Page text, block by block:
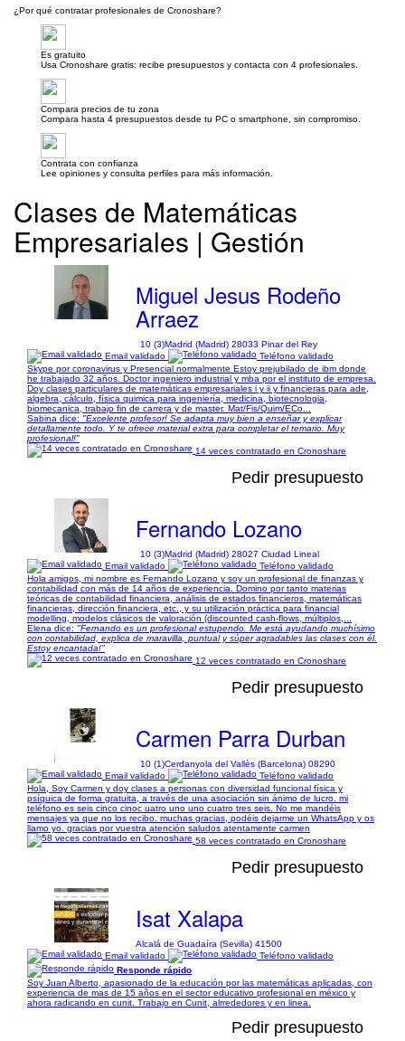
¿Por qué contratar profesionales de Cronoshare?
Es gratuito
Usa Cronoshare gratis: recibe presupuestos y contacta con 4 profesionales.
Compara precios de tu zona
Compara hasta 4 presupuestos desde tu PC o smartphone, sin compromiso.
Contrata con confianza
Lee opiniones y consulta perfiles para más información.
Clases de Matemáticas
Empresariales | Gestión
Miguel Jesus Rodeño
Arraez
10 (3)Madrid (Madrid) 28033 Pinar del Rey
Email validado
Teléfono validado
Skype por coronavirus y Presencial normalmente Estoy prejubilado de ibm donde
he trabajado 32 años. Doctor ingeniero industrial y mba por el instituto de empresa.
Doy clases particulares de matemáticas empresariales i y ii y financieras para ade,
algebra, cálculo, física quimica para ingeniería, medicina, biotecnologia,
biomecanica, trabajo fin de carrera y de master. Mat/Fis/Quim/ECo...
Sabina dice: "Excelente profesor! Se adapta muy bien a enseñar y explicar
detallamente todo. Y te ofrece material extra para completar el temario. Muy
profesional!"
14 veces contratado en Cronoshare
Pedir presupuesto
Fernando Lozano
10 (3)Madrid (Madrid) 28027 Ciudad Lineal
Email validado
Teléfono validado
Hola amigos, mi nombre es Fernando Lozano y soy un profesional de finanzas y
contabilidad con más de 14 años de experiencia. Domino por tanto materias
teóricas de contabilidad financiera, análisis de estados financieros, matemáticas
financieras, dirección financiera, etc., y su utilización práctica para financial
modelling, modelos clásicos de valoración (discounted cash-flows, múltiplos,...
Elena dice: "Fernando es un profesional estupendo. Me está ayudando muchísimo
con contabilidad, explica de maravilla, puntual y súper agradables las clases con él.
Estoy encantada!"
12 veces contratado en Cronoshare
Pedir presupuesto
Carmen Parra Durban
10 (1)Cerdanyola del Vallès (Barcelona) 08290
Email validado
Teléfono validado
Hola, Soy Carmen y doy clases a personas con diversidad funcional física y
psíquica de forma gratuita, a través de una asociación sin ánimo de lucro. mi
teléfono es seis cinco cinoc uatro uno uno cuatro tres seis. No me mandéis
mensajes ya que no los recibo. muchas gracias, podéis dejarme un WhatsApp y os
llamo yo. gracias por vuestra atención saludos atentamente carmen
58 veces contratado en Cronoshare
Pedir presupuesto
Isat Xalapa
Alcalá de Guadaíra (Sevilla) 41500
Email validado
Teléfono validado
Responde rápido
Soy Juan Alberto, apasionado de la educación por las matemáticas aplicadas, con
experiencia de mas de 15 años en el sector educativo profesional en méxico y
ahora radicando en cunit. Trabajo en Cunit, alrrededores y en linea.
Pedir presupuesto